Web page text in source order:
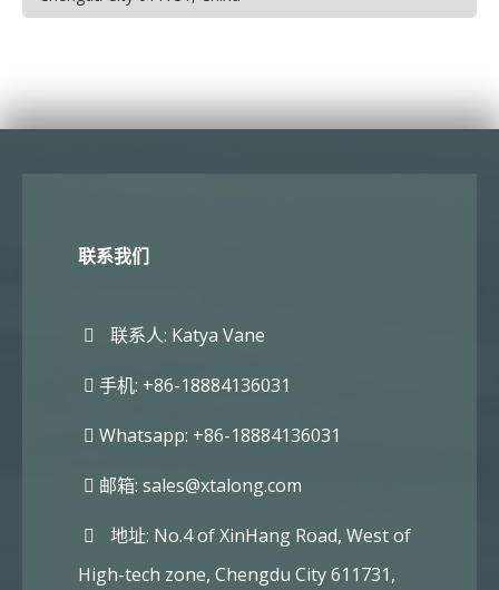
联系我们
联系人: Katya Vane
手机: +86-18884136031
Whatsapp: +86-18884136031
邮箱: sales@xtalong.com
地址: No.4 of XinHang Road, West of
High-tech zone, Chengdu City 611731,